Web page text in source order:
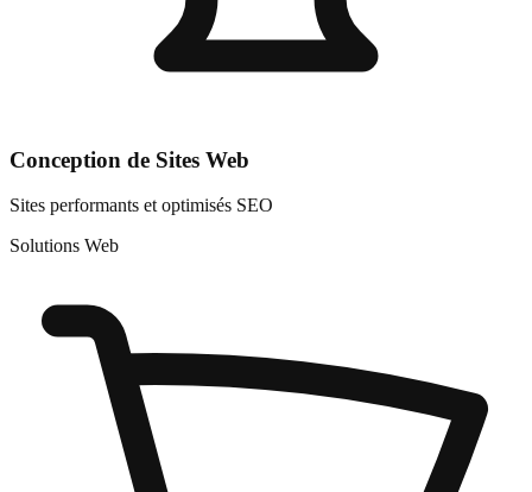
Conception de Sites Web
Sites performants et optimisés SEO
Solutions Web